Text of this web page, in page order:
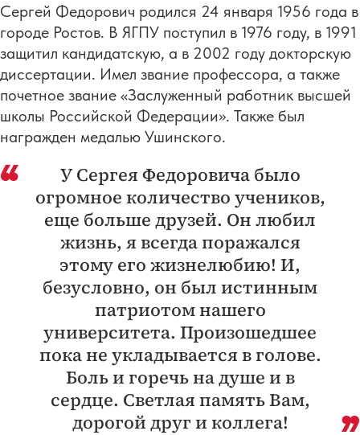
Сергей Федорович родился 24 января 1956 года в
городе Ростов. В ЯГПУ поступил в 1976 году, в 1991
защитил кандидатскую, а в 2002 году докторскую
диссертации. Имел звание профессора, а также
почетное звание «Заслуженный работник высшей
школы Российской Федерации». Также был
награжден медалью Ушинского.
У Сергея Федоровича было
огромное количество учеников,
еще больше друзей. Он любил
жизнь, я всегда поражался
этому его жизнелюбию! И,
безусловно, он был истинным
патриотом нашего
университета. Произошедшее
пока не укладывается в голове.
Боль и горечь на душе и в
сердце. Светлая память Вам,
дорогой друг и коллега!